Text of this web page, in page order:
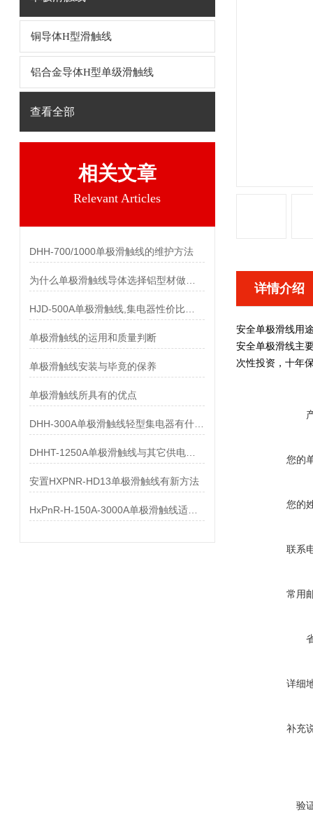
铜导体H型滑触线
铝合金导体H型单级滑触线
查看全部
相关文章
Relevant Articles
DHH-700/1000单极滑触线的维护方法
单极滑触线的运用和质量判断
单极滑触线安装与毕竟的保养
单极滑触线所具有的优点
安置HXPNR-HD13单极滑触线有新方法
详情介绍
安全单极滑线用
安全单极滑线主
次性投资，十年
您的
您的
联系
常用
详细
补充
验